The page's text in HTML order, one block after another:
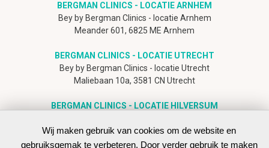
BERGMAN CLINICS - LOCATIE ARNHEM
Bey by Bergman Clinics - locatie Arnhem
Meander 601, 6825 ME Arnhem
BERGMAN CLINICS - LOCATIE UTRECHT
Bey by Bergman Clinics - locatie Utrecht
Maliebaan 10a, 3581 CN Utrecht
BERGMAN CLINICS - LOCATIE HILVERSUM
Marathon 1, 1213 PA Hilversum
Wij maken gebruik van cookies om de website en
gebruiksgemak te verbeteren. Door verder gebruik te maken